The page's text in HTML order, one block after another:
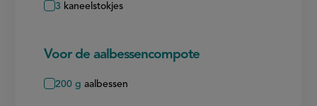
3 kaneelstokjes
Voor de aalbessencompote
200 g aalbessen